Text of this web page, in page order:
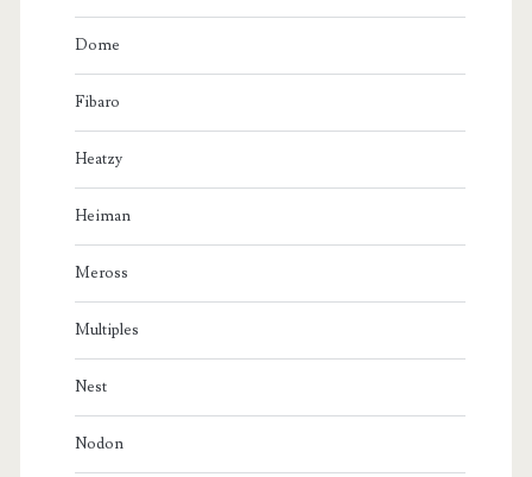
Dome
Fibaro
Heatzy
Heiman
Meross
Multiples
Nest
Nodon